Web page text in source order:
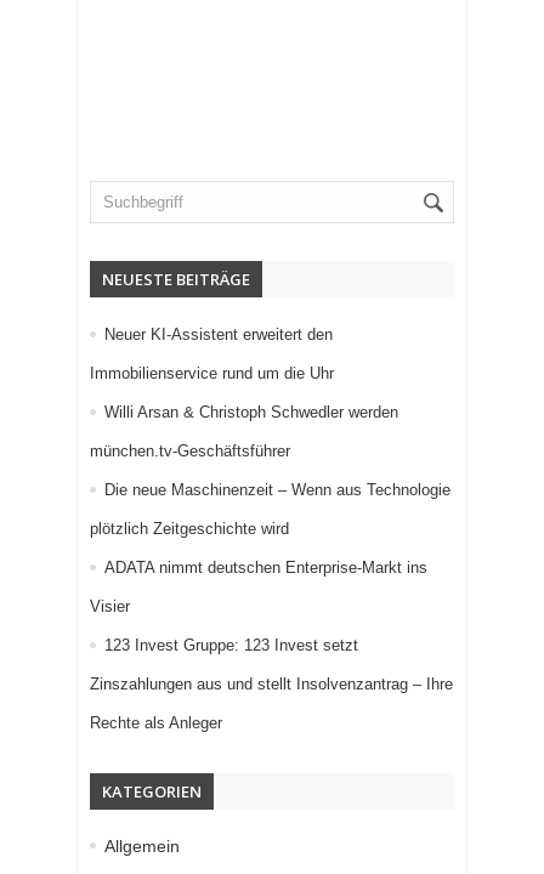
NEUESTE BEITRÄGE
Neuer KI-Assistent erweitert den
Immobilienservice rund um die Uhr
Willi Arsan & Christoph Schwedler werden
münchen.tv-Geschäftsführer
Die neue Maschinenzeit – Wenn aus Technologie
plötzlich Zeitgeschichte wird
ADATA nimmt deutschen Enterprise-Markt ins
Visier
123 Invest Gruppe: 123 Invest setzt
Zinszahlungen aus und stellt Insolvenzantrag – Ihre
Rechte als Anleger
KATEGORIEN
Allgemein